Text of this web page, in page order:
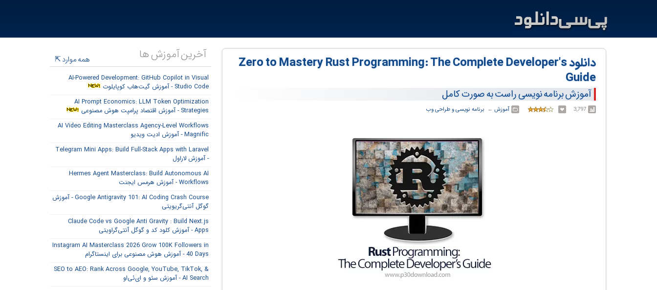
دانلود Zero to Mastery Rust Programming: The Complete Developer's
Guide
آموزش برنامه نویسی راست به صورت کامل
3,797 آموزش ← ‏ برنامه نویسی و طراحی وب
آخرین آموزش ها همه موارد
AI-Powered Development: GitHub Copilot in Visual
Studio Code - آموزش گیت‌هاب کوپایلوت
AI Prompt Economics: LLM Token Optimization
Strategies - آموزش اقتصاد پرامپت هوش مصنوعی
AI Video Editing Masterclass Agency-Level Workflows
Magnific - آموزش ادیت ویدیو
Telegram Mini Apps: Build Full-Stack Apps with Laravel
- آموزش لاراول
Hermes Agent Masterclass: Build Autonomous AI
Workflows - آموزش هرمس ایجنت
Google Antigravity 101: AI Coding Crash Course - آموزش
گوگل آنتی‌گریویتی
Claude Code vs Google Anti Gravity : Build Next.js
Apps - آموزش کلود کد و گوگل آنتی‌گراویتی
Instagram AI Masterclass 2026 Grow 100K Followers in
40 Days - آموزش هوش مصنوعی برای اینستاگرام
SEO to AEO: Rank Across Google, YouTube, TikTok, &
AI Search - آموزش سئو و ای‌ئی‌او